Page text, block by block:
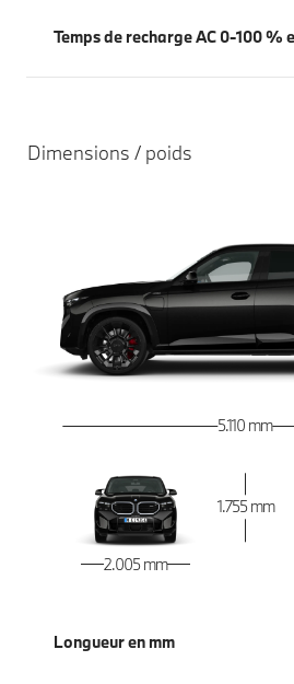
Temps de recharge AC 0-100 %
Dimensions / poids
5.110 mm
2.005 mm
1.755 mm
Longueur en mm